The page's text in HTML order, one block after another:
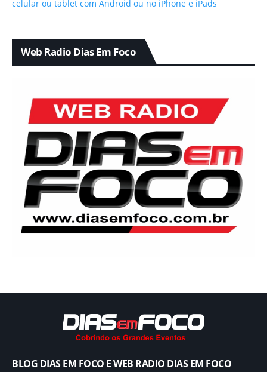
Web Radio Dias Em Foco
BLOG DIAS EM FOCO E WEB RADIO DIAS EM FOCO